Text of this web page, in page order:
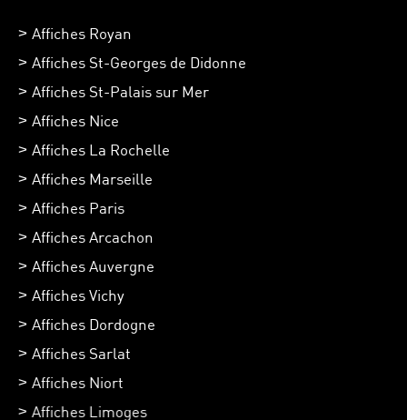
Affiches Royan
Affiches St-Georges de Didonne
Affiches St-Palais sur Mer
Affiches Nice
Affiches La Rochelle
Affiches Marseille
Affiches Paris
Affiches Arcachon
Affiches Auvergne
Affiches Vichy
Affiches Dordogne
Affiches Sarlat
Affiches Niort
Affiches Limoges